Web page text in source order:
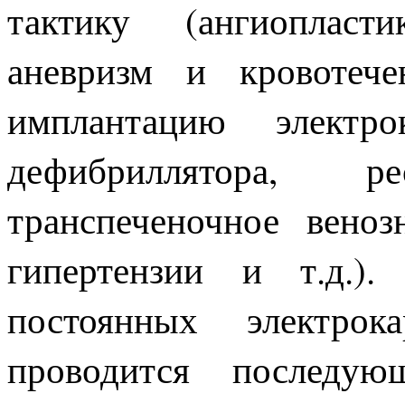
тактику
аневризм и
имплантацию
дефибриллятора,
транспеченочное
гипертензии и
постоянных
проводится